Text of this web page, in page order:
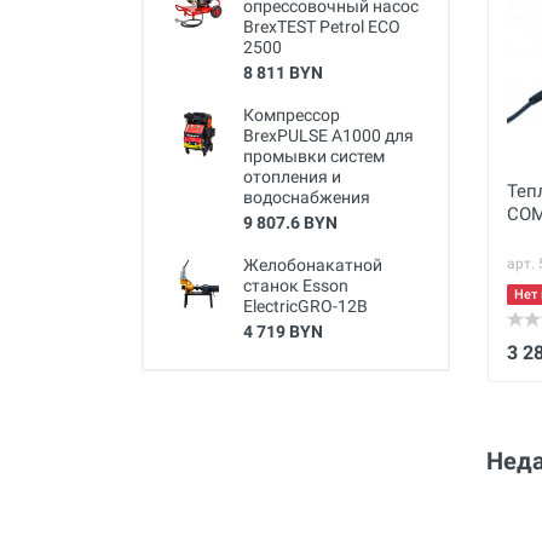
опрессовочный насос
BrexTEST Petrol ECO
2500
8 811 BYN
Компрессор
BrexPULSE A1000 для
промывки систем
отопления и
водоснабжения
9 807.6 BYN
Желобонакатной
станок Esson
ElectricGRO-12B
4 719 BYN
арт.
Нет
3